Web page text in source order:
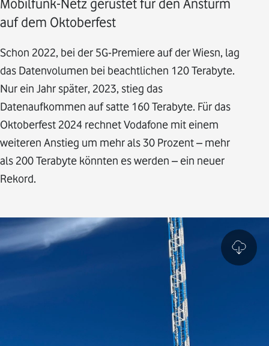
auf dem Oktoberfest
Schon 2022, bei der 5G-Premiere auf der Wiesn, lag
das Datenvolumen bei beachtlichen 120 Terabyte.
Nur ein Jahr später, 2023, stieg das
Datenaufkommen auf satte 160 Terabyte. Für das
Oktoberfest 2024 rechnet Vodafone mit einem
weiteren Anstieg um mehr als 30 Prozent – mehr
als 200 Terabyte könnten es werden – ein neuer
Rekord.